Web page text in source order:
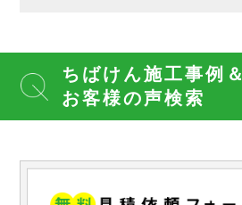
ちばけん施工事例＆
お客様の声検索